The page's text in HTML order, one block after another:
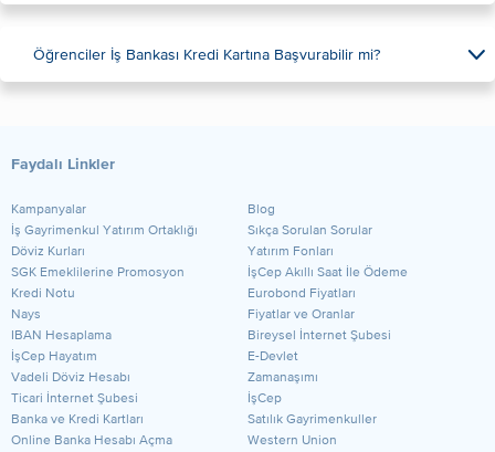
Öğrenciler İş Bankası Kredi Kartına Başvurabilir mi?
Faydalı Linkler
Kampanyalar
Blog
​İş Gayrimenkul Yatırım Ortaklığı
Sıkça Sorulan Sorular
Döviz Kurları
Yatırım Fonları
SGK Emeklilerine Promosyon
İşCep Akıllı Saat İle Ödeme
Kredi Notu
Eurobond Fiyatları
Nays
Fiyatlar ve Oranlar
IBAN Hesaplama
Bireysel İnternet Şubesi
İşCep Hayatım
E-Devlet
Vadeli Döviz Hesabı
Zamanaşımı
Ticari İnternet Şubesi
İşCep
Banka ve Kredi Kartları
Satılık Gayrimenkuller
Online Banka Hesabı Açma
Western Union